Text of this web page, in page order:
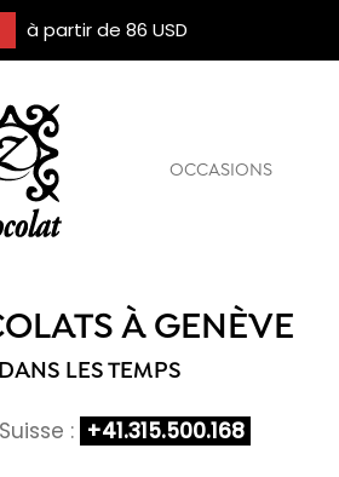
à partir de 86 USD
OCCASIONS
À GENÈVE
LES TEMPS
: +41.315.500.168